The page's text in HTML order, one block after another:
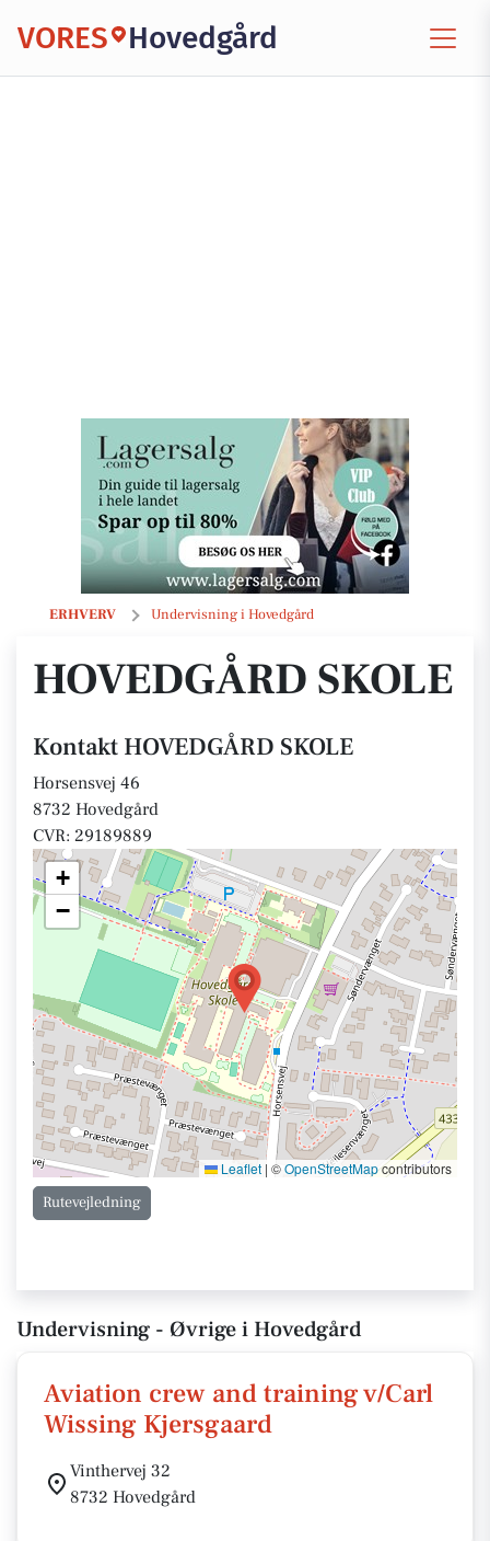
VORES Hovedgård
ERHVERV Undervisning i Hovedgård
HOVEDGÅRD SKOLE
HOVEDGÅRD SKOLE
Kontakt HOVEDGÅRD SKOLE
Horsensvej 46
8732 Hovedgård
CVR: 29189889
+
−
Leaflet | ©OpenStreetMapcontributors
Rutevejledning
Undervisning - Øvrige i Hovedgård
Aviation crew and training v/Carl
Wissing Kjersgaard
Vinthervej 32
8732 Hovedgård